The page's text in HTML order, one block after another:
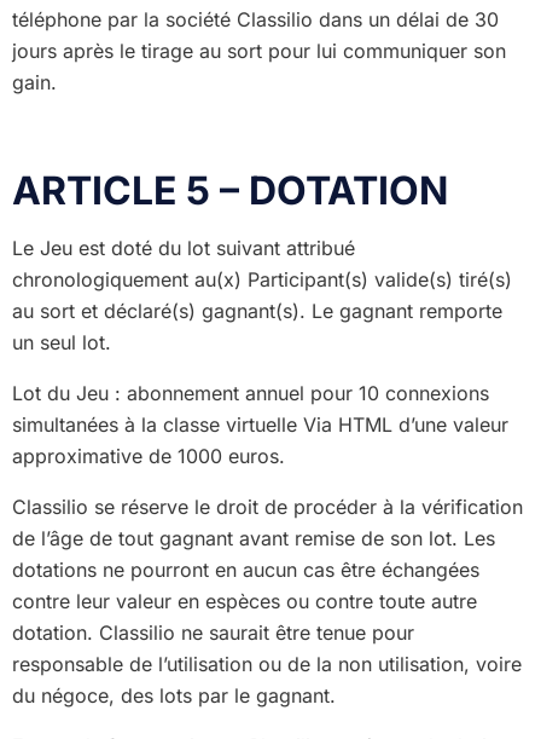
téléphone par la société Classilio dans un délai de 30
jours après le tirage au sort pour lui communiquer son
gain.
ARTICLE 5 – DOTATION
Le Jeu est doté du lot suivant attribué
chronologiquement au(x) Participant(s) valide(s) tiré(s)
au sort et déclaré(s) gagnant(s). Le gagnant remporte
un seul lot.
Lot du Jeu : abonnement annuel pour 10 connexions
simultanées à la classe virtuelle Via HTML d’une valeur
approximative de 1000 euros.
Classilio se réserve le droit de procéder à la vérification
de l’âge de tout gagnant avant remise de son lot. Les
dotations ne pourront en aucun cas être échangées
contre leur valeur en espèces ou contre toute autre
dotation. Classilio ne saurait être tenue pour
responsable de l’utilisation ou de la non utilisation, voire
du négoce, des lots par le gagnant.